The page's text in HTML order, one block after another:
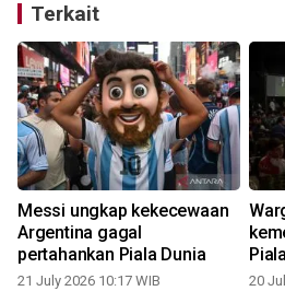
Terkait
Messi ungkap kekecewaan
Argentina gagal
pertahankan Piala Dunia
21 July 2026 10:17 WIB 20